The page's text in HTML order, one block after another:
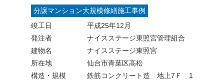
分譲マンション大規模修繕施工事例
竣工日
平成25年12月
発注者
ナイスステージ東照宮管理組合
建物名
ナイスステージ東照宮
所在地
仙台市青葉区高松
構造・規模
鉄筋コンクリート造 地上7Ｆ 1